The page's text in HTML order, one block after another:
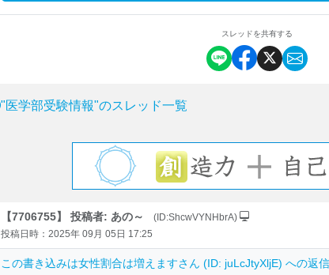
スレッドを共有する
"医学部受験情報"のスレッド一覧
【7706755】 投稿者: あの～
(ID:ShcwVYNHbrA)
投稿日時：2025年 09月 05日 17:25
この書き込みは女性割合は増えますさん (ID: juLcJtyXljE) への返